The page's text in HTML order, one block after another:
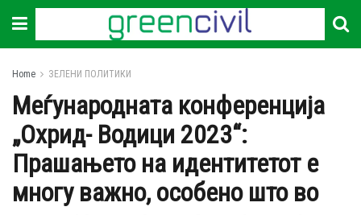
Home ЗЕЛЕНИ ПОЛИТИКИ
Меѓународната конференција
„Охрид- Водици 2023“:
Прашањето на идентитетот е
многу важно, особено што во